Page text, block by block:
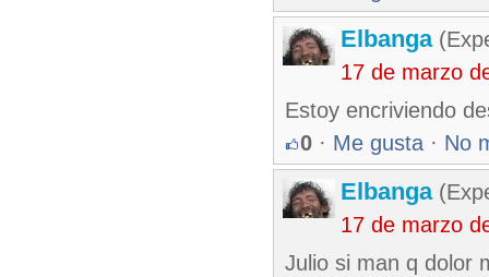
Elbanga
17 de marzo
Estoy encriviendo
0 · Me gusta · No
Elbanga
17 de marzo
Julio si man q dolor